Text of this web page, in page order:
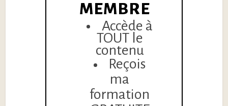
MEMBRE
Accède à
TOUT le
contenu
Reçois
ma
formation